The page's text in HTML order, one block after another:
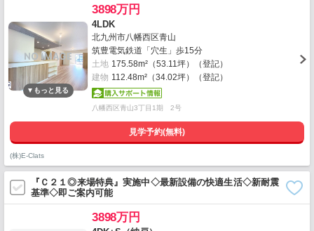
3898万円
4LDK
北九州市八幡西区青山
筑豊電気鉄道「穴生」歩15分
土地 175.58m²（53.11坪）（登記）
建物 112.48m²（34.02坪）（登記）
八幡西区青山3丁目1期 2号
見学予約(無料)
(株)E-Clats
『Ｃ２１◎来場特典』実施中◇最新設備の快適生活◇新耐震
基準◇即ご案内可能
3898万円